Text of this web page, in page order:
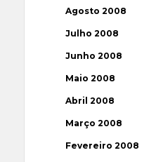
Agosto 2008
Julho 2008
Junho 2008
Maio 2008
Abril 2008
Março 2008
Fevereiro 2008